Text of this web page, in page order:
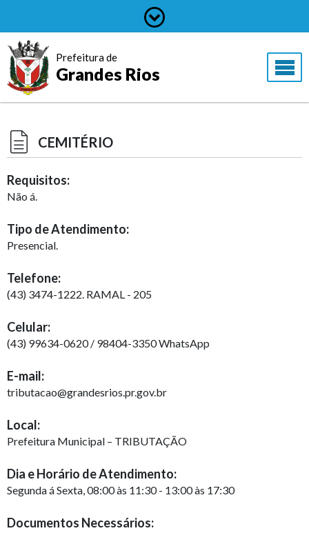
Prefeitura de
Grandes Rios
CEMITÉRIO
Requisitos:
Não á.
Tipo de Atendimento:
Presencial.
Telefone:
(43) 3474-1222. RAMAL - 205
Celular:
(43) 99634-0620 / 98404-3350 WhatsApp
E-mail:
tributacao@grandesrios.pr.gov.br
Local:
Prefeitura Municipal – TRIBUTAÇÃO
Dia e Horário de Atendimento:
Segunda á Sexta, 08:00 às 11:30 - 13:00 às 17:30
Documentos Necessários: